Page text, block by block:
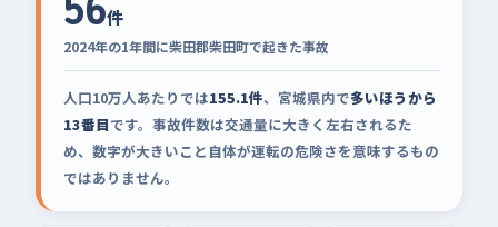
件
2024年の1年間に柴田郡柴田町で起きた事故
人口10万人あたりでは155.1件、宮城県内で多いほうから
13番目です。事故件数は交通量に大きく左右されるた
め、数字が大きいこと自体が運転の危険さを意味するもの
ではありません。